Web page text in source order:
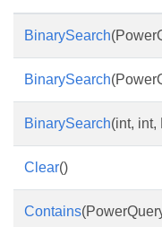
BinarySearch
BinarySearch
BinarySearch(int, int,
Clear()
Contains